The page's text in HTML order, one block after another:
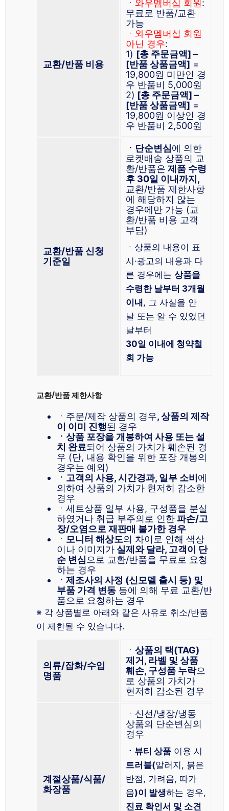
교환/반품 비용
ㆍ 와우멤버십 회원 :
무료로 반품/교환
가능
ㆍ와우멤버십 회원
아닌 경우:
1) [총 주문금액] –
[반품 상품금액] =
19,800원 미만인 경
우 반품비 5,000원
2) [총 주문금액] –
[반품 상품금액] =
19,800원 이상인 경
우 반품비 2,500원
교환/반품 신청
기준일
ㆍ단순변심에 의한
로켓배송 상품의 교
환/반품은 제품 수령
후 30일 이내까지,
교환/반품 제한사항
에 해당하지 않는
경우에만 가능 (교
환/반품 비용 고객
부담)
ㆍ상품의 내용이 표
시·광고의 내용과 다
른 경우에는 상품을
수령한 날부터 3개월
이내, 그 사실을 안
날 또는 알 수 있었던
날부터
30일 이내에 청약철
회 가능
교환/반품 제한사항
ㆍ주문/제작 상품의 경우, 상품의 제작
이 이미 진행된 경우
ㆍ상품 포장을 개봉하여 사용 또는 설
치 완료되어 상품의 가치가 훼손된 경
우 (단, 내용 확인을 위한 포장 개봉의
경우는 예외)
ㆍ고객의 사용, 시간경과, 일부 소비 에
의하여 상품의 가치가 현저히 감소한
경우
ㆍ세트상품 일부 사용, 구성품을 분실
하였거나 취급 부주의로 인한 파손/고
장/오염으로 재판매 불가한 경우
ㆍ 모니터 해상도의 차이로 인해 색상
이나 이미지가 실제와 달라, 고객이 단
순 변심으로 교환/반품을 무료로 요청
하는 경우
ㆍ제조사의 사정 (신모델 출시 등) 및
부품 가격 변동 등에 의해 무료 교환/반
품으로 요청하는 경우
※ 각 상품별로 아래와 같은 사유로 취소/반품
이 제한될 수 있습니다.
의류/잡화/수입
명품
ㆍ 상품의 택(TAG)
제거, 라벨 및 상품
훼손, 구성품 누락으
로 상품의 가치가
현저히 감소된 경우
계절상품/식품/
화장품
ㆍ신선/냉장/냉동
상품의 단순변심의
경우
ㆍ뷰티 상품 이용 시
트러블(알러지, 붉은
반점, 가려움, 따가
움)이 발생하는 경우,
진료 확인서 및 소견